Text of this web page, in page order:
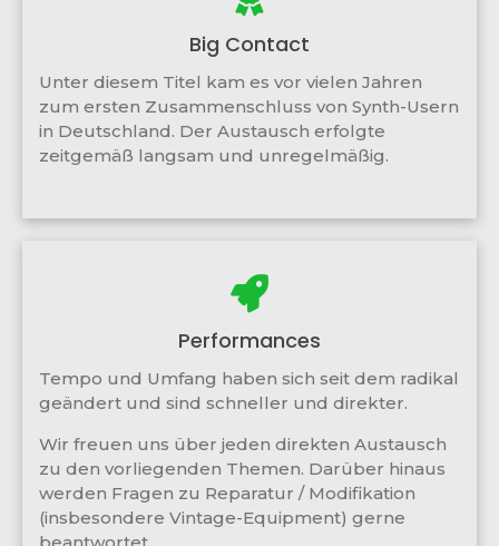
Big Contact
Unter diesem Titel kam es vor vielen Jahren
zum ersten Zusammenschluss von Synth-Usern
in Deutschland. Der Austausch erfolgte
zeitgemäß langsam und unregelmäßig.
Performances
Tempo und Umfang haben sich seit dem radikal
geändert und sind schneller und direkter.
Wir freuen uns über jeden direkten Austausch
zu den vorliegenden Themen. Darüber hinaus
werden Fragen zu Reparatur / Modifikation
(insbesondere Vintage-Equipment) gerne